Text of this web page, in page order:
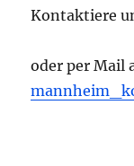
Kontaktiere
oder per Mail